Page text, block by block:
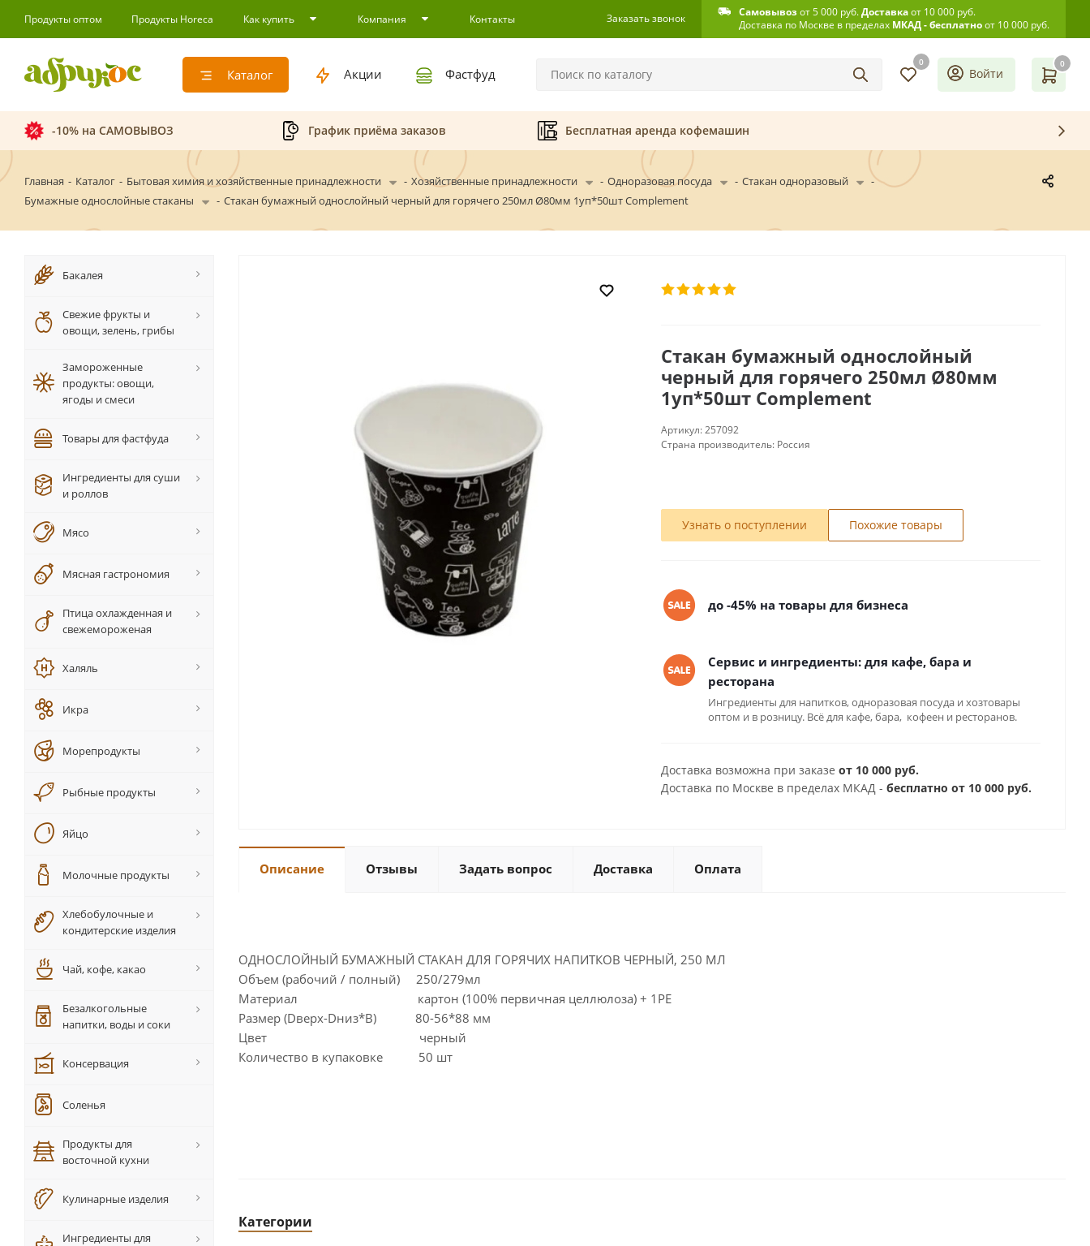
Продукты оптом Продукты Horeca Как купить Компания Контакты Заказать звонок Самовывозот 5 000 руб.Доставкаот 10 000 руб.
Доставка по Москве в пределах МКАД - бесплатноот 10 000 руб.
Каталог Акции Фастфуд
0 0
Войти
-10% на САМОВЫВОЗ График приёма заказов Бесплатная аренда кофемашин
Главная - Каталог - Бытовая химия и хозяйственные принадлежности - Хозяйственные принадлежности - Одноразовая посуда - Стакан одноразовый
-
Бумажные однослойные стаканы
- Стакан бумажный однослойный черный для горячего 250мл Ø80мм 1уп*50шт Complement
Стакан бумажный однослойный
черный для горячего 250мл Ø80мм
1уп*50шт Complement
Артикул:257092
Страна производитель: Россия
Узнать о поступлении Похожие товары
до -45% на товары для бизнеса
Сервис и ингредиенты: для кафе, бара и
ресторана
Ингредиенты для напитков, одноразовая посуда и хозтовары
оптом и в розницу. Всё для кафе, бара, кофеен и ресторанов.
Доставка возможна при заказе от 10 000 руб.
Доставка по Москве в пределах МКАД - бесплатно от 10 000 руб.
Описание Отзывы Задать вопрос Доставка Оплата
ОДНОСЛОЙНЫЙ БУМАЖНЫЙ СТАКАН ДЛЯ ГОРЯЧИХ НАПИТКОВ ЧЕРНЫЙ, 250 МЛ
Объем (рабочий / полный) 250/279мл
Материал картон (100% первичная целлюлоза) + 1РЕ
Размер (Dверх-Dниз*В) 80-56*88 мм
Цвет черный
Количество в купаковке 50 шт
Категории
Бакалея
Свежие фрукты и
овощи, зелень, грибы
Замороженные
продукты: овощи,
ягоды и смеси
Товары для фастфуда
Ингредиенты для суши
и роллов
Мясо
Мясная гастрономия
Птица охлажденная и
свежемороженая
Халяль
Икра
Морепродукты
Рыбные продукты
Яйцо
Молочные продукты
Хлебобулочные и
кондитерские изделия
Чай, кофе, какао
Безалкогольные
напитки, воды и соки
Консервация
Соленья
Продукты для
восточной кухни
Кулинарные изделия
Ингредиенты для